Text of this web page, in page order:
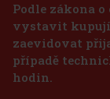
SKLADEM(> 5
Joya de Nikaragua
Joya Clasico
Robusto
806Kč bez DPH
Joya de
Podle zákona
vystavit
zaevidovat
případě
hodin.